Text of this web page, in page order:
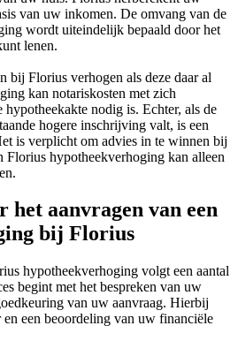
van uw inkomen. De omvang van de
wordt uiteindelijk bepaald door het
lenen.
bij Florius verhogen als deze daar al
kan notariskosten met zich
hypotheekakte nodig is. Echter, als de
hogere inschrijving valt, is een
is verplicht om advies in te winnen bij
Florius hypotheekverhoging kan alleen
het aanvragen van een
bij Florius
hypotheekverhoging volgt een aantal
begint met het bespreken van uw
van uw aanvraag. Hierbij
een beoordeling van uw financiële